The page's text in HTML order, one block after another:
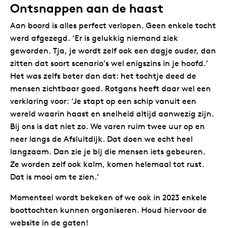
Ontsnappen aan de haast
Aan boord is alles perfect verlopen. Geen enkele tocht
werd afgezegd. ‘Er is gelukkig niemand ziek
geworden. Tja, je wordt zelf ook een dagje ouder, dan
zitten dat soort scenario’s wel enigszins in je hoofd.’
Het was zelfs beter dan dat: het tochtje deed de
mensen zichtbaar goed. Rotgans heeft daar wel een
verklaring voor: ‘Je stapt op een schip vanuit een
wereld waarin haast en snelheid altijd aanwezig zijn.
Bij ons is dat niet zo. We varen ruim twee uur op en
neer langs de Afsluitdijk. Dat doen we echt heel
langzaam. Dan zie je bij die mensen iets gebeuren.
Ze worden zelf ook kalm, komen helemaal tot rust.
Dat is mooi om te zien.’
Momenteel wordt bekeken of we ook in 2023 enkele
boottochten kunnen organiseren. Houd hiervoor de
website in de gaten!